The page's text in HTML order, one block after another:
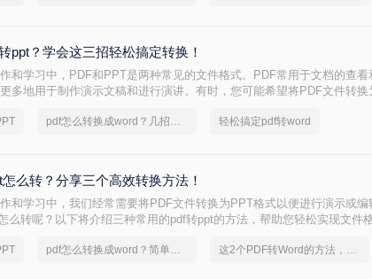
ppt？学会这三招轻松搞定转换！
和学习中，PDF和PPT是两种常见的文件格式。PDF常用于文档的查看
多地用于制作演示文稿和进行演讲。有时，您可能希望将PDF文件转换
使用专业的PDF转PPT软件、利用在线转换工具，以及手动复制粘贴内容
pdf怎么转换成word？几招轻松搞定 轻松搞定pdf转word
怎么转？分享三个高效转换方法！
和学习中，我们经常需要将PDF文件转换为PPT格式以便进行演示或编
么转呢？以下将介绍三种常用的pdf转ppt的方法，帮助您轻松实现文件
pdf怎么转换成word？简单高效的恢复方法 这2个PDF转Word的方法，高效率转换，排版不乱码！